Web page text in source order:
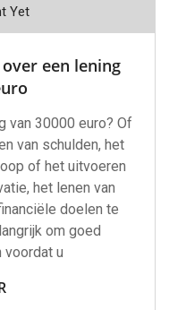
Yet
een lening
van 30000 euro? Of
van schulden, het
of het uitvoeren
het lenen van
doelen te
om goed
u